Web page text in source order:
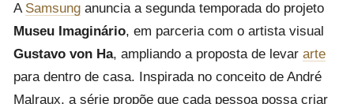
A Samsung anuncia a segunda temporada do projeto
Museu Imaginário, em parceria com o artista visual
Gustavo von Ha, ampliando a proposta de levar arte
para dentro de casa. Inspirada no conceito de André
Malraux, a série propõe que cada pessoa possa criar